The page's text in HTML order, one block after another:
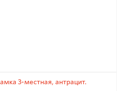
3-местная, антрацит.